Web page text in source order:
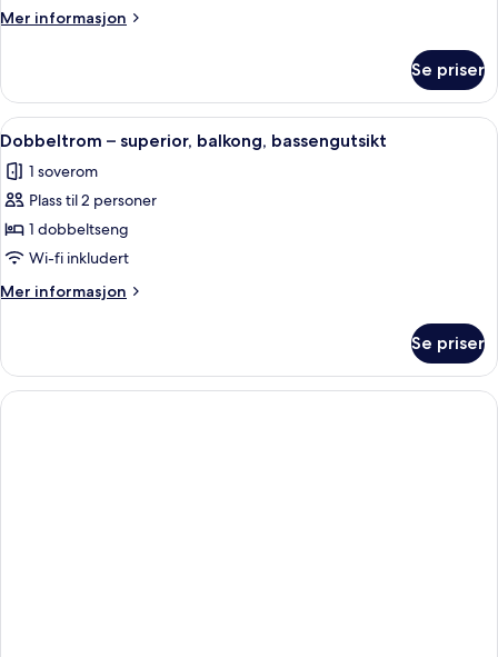
Mer informasjon
Mer
–
standard
Se priser
Åpne
alle
bildene
av
Dobbeltrom
–
superior,
balkong,
Minibar, safe på rommet, lydisolert
1
Dobbeltrom – superior, balkong, bassengutsikt
1 soverom
Plass til 2 personer
1 dobbeltseng
Wi-fi inkludert
Mer informasjon
Mer
–
superior,
balkong,
Se priser